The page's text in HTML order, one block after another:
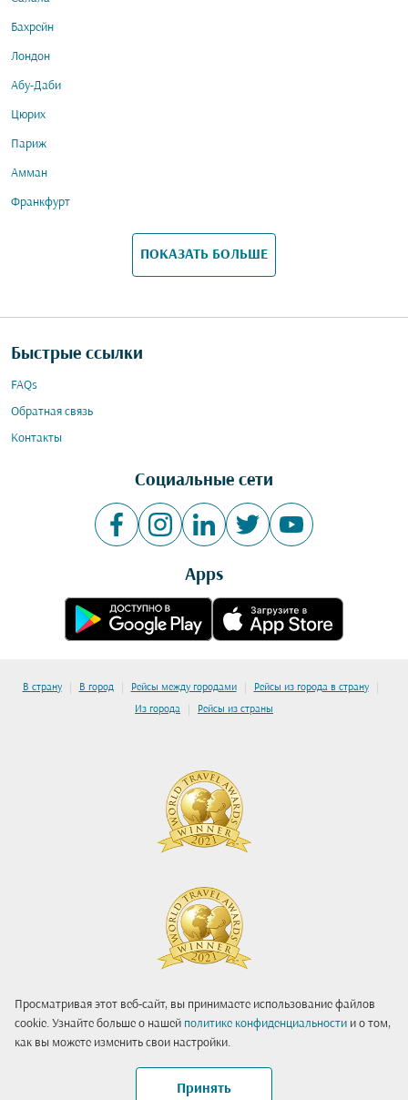
Просматривая этот веб-сайт, вы принимаете использование файлов
cookie. Узнайте больше о нашей политике конфиденциальности и о том,
как вы можете изменить свои настройки.
Принять
Бахрейн
Лондон
Абу-Даби
Цюрих
Париж
Амман
Франкфурт
ПОКАЗАТЬ БОЛЬШЕ
Быстрые ссылки
FAQs
Обратная связь
Контакты
Социальные сети
Apps
В страну | В город | Рейсы между городами | Рейсы из города в страну |
Из города | Рейсы из страны